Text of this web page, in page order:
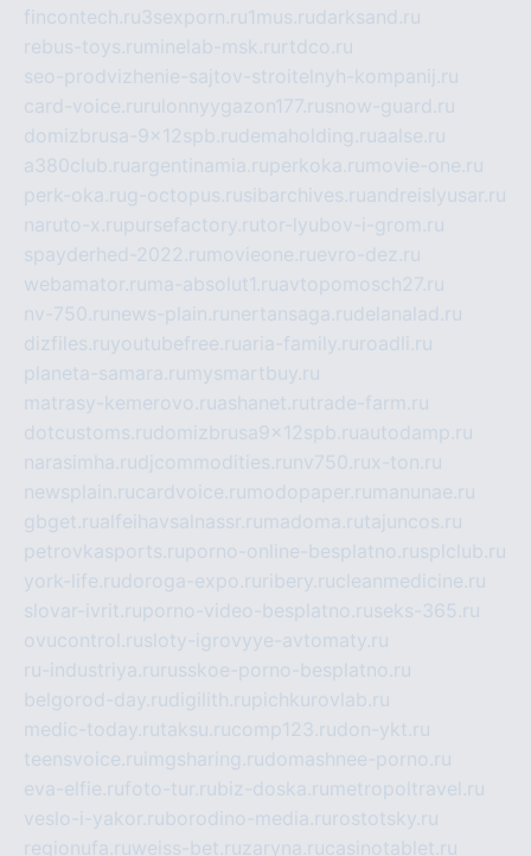
fincontech.ru3sexporn.ru1mus.rudarksand.ru
rebus-toys.ru minelab-msk.ru rtdco.ru
seo-prodvizhenie-sajtov-stroitelnyh-kompanij.ru
card-voice.ru rulonnyygazon177.rusnow-guard.ru
domizbrusa-9x12spb.rudemaholding.ruaalse.ru
a380club.ruargentinamia.ruperkoka.ru movie-one.ru
perk-oka.rug-octopus.rusibarchives.ruandreislyusar.ru
naruto-x.rupursefactory.rutor-lyubov-i-grom.ru
spayderhed-2022.ru movieone.ruevro-dez.ru
webamator.ru ma-absolut1.ruavtopomosch27.ru
nv-750.ru news-plain.ru nertansaga.rudelanalad.ru
dizfiles.ruyoutubefree.ruaria-family.ru roadli.ru
planeta-samara.ru mysmartbuy.ru
matrasy-kemerovo.ruashanet.rutrade-farm.ru
dotcustoms.rudomizbrusa9x12spb.ruautodamp.ru
narasimha.rudjcommodities.ru nv750.rux-ton.ru
newsplain.rucardvoice.ru modopaper.ru manunae.ru
gbget.rualfeihavsalnassr.ru madoma.rutajuncos.ru
petrovkasports.ruporno-online-besplatno.rusplclub.ru
york-life.rudoroga-expo.ru ribery.rucleanmedicine.ru
slovar-ivrit.ruporno-video-besplatno.ruseks-365.ru
ovucontrol.rusloty-igrovyye-avtomaty.ru
ru-industriya.ru russkoe-porno-besplatno.ru
belgorod-day.rudigilith.rupichkurovlab.ru
medic-today.rutaksu.rucomp123.rudon-ykt.ru
teensvoice.ru imgsharing.rudomashnee-porno.ru
eva-elfie.rufoto-tur.rubiz-doska.ru metropoltravel.ru
veslo-i-yakor.ruborodino-media.ru rostotsky.ru
regionufa.ruweiss-bet.ruzaryna.rucasinotablet.ru